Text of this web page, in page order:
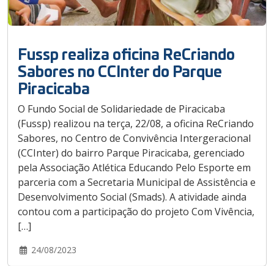
Fussp realiza oficina ReCriando
Sabores no CCInter do Parque
Piracicaba
O Fundo Social de Solidariedade de Piracicaba
(Fussp) realizou na terça, 22/08, a oficina ReCriando
Sabores, no Centro de Convivência Intergeracional
(CCInter) do bairro Parque Piracicaba, gerenciado
pela Associação Atlética Educando Pelo Esporte em
parceria com a Secretaria Municipal de Assistência e
Desenvolvimento Social (Smads). A atividade ainda
contou com a participação do projeto Com Vivência,
[…]
24/08/2023